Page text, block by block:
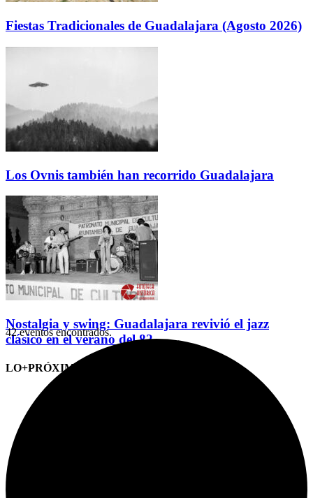
Fiestas Tradicionales de Guadalajara (Agosto 2026)
Los Ovnis también han recorrido Guadalajara
Nostalgia y swing: Guadalajara revivió el jazz
clásico en el verano del 82
LO+PRÓXIMO (CITAS)
42 eventos encontrados.